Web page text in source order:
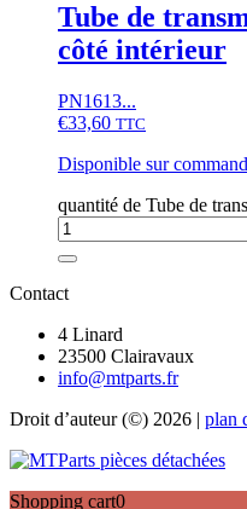
Tube de
côté intérieur
PN1613...
€33,60 TTC
Disponible sur
quantité de Tube de
Contact
4 Linard
23500 Clairavaux
info@mtparts.fr
Droit d’auteur (©) 2026 | plan
Shopping cart0